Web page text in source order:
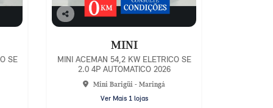
SE
Co
lhe
MINI
MINI ACEMAN 54,2 KW ELETRICO SE
2.0 4P AUTOMATICO 2026
Mini Barigüi - Maringá
Ver Mais 1 lojas